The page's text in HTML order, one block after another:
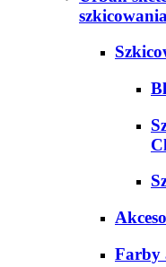
szkicowania
Farby